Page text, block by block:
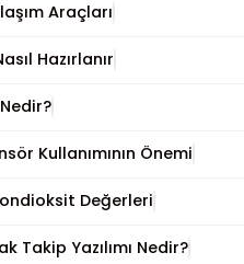
Araçları
Hazırlanır
Kullanımının Önemi
Değerleri
Takip Yazılımı Nedir?